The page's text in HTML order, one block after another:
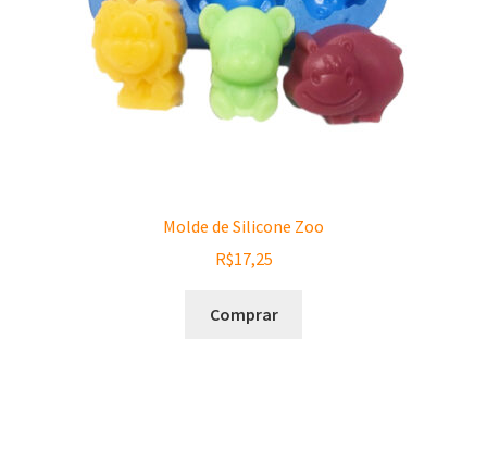
Molde de Silicone Zoo
R$17,25
Comprar